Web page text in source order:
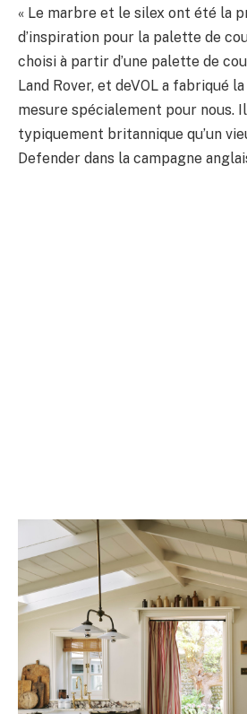
« Le marbre et le silex ont été la
d’inspiration pour la palette de
choisi à partir d’une palette de
Land Rover, et deVOL a fabriqué
mesure spécialement pour nous.
typiquement britannique qu’un
Defender dans la campagne